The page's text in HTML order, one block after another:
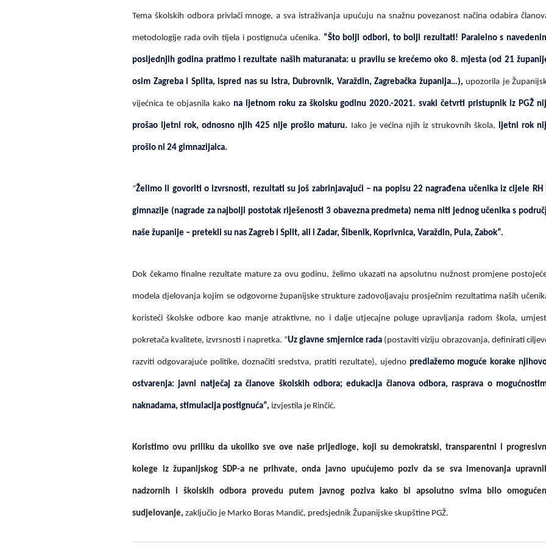
Tema školskih odbora privlači mnoge, a sva istraživanja upućuju na snažnu povezanost načina odabira
metodologije rada ovih tijela i postignuća učenika. ”Što bolji odbori, to bolji rezultati! Paralelno s
posljednjih godina pratimo i rezultate naših maturanata: u pravilu se krećemo oko 8. mjesta (od 21
osim Zagreba i Splita, ispred nas su Istra, Dubrovnik, Varaždin, Zagrebačka županija…), upozorila je
vijećnica te objasnila kakona ljetnom roku za školsku godinu 2020.-2021. svaki četvrti pristupnik iz PGŽ
prošao ljetni rok, odnosno njih 425 nije prošlo maturu. Iako je većina njih iz strukovnih škola, ljetni rok
prošlo ni 24 gimnazijalca.
”Želimo li govoriti o izvrsnosti, rezultati su još zabrinjavajući – na popisu 22 nagrađena učenika iz cijele RH
gimnazije (nagrade za najbolji postotak riješenosti 3 obavezna predmeta) nema niti jednog učenika s
naše županije – pretekli su nas Zagreb i Split, ali i Zadar, Šibenik, Koprivnica, Varaždin, Pula, Zabok”.
Dok čekamo finalne rezultate mature za ovu godinu, želimo ukazati na apsolutnu nužnost promjene
modela djelovanja kojim se odgovorne županijske strukture zadovoljavaju prosječnim rezultatima naših
koristeći školske odbore kao manje atraktivne, no i dalje utjecajne poluge upravljanja radom škola,
pokretača kvalitete, izvrsnosti i napretka. ”Uz glavne smjernice rada(postaviti viziju obrazovanja, definirati
razviti odgovarajuće politike, doznačiti sredstva, pratiti rezultate), ujedno predlažemo moguće korake
ostvarenja: javni natječaj za članove školskih odbora; edukacija članova odbora, rasprava o
naknadama, stimulacija postignuća”, izvjestila je Rinčić.
Koristimo ovu priliku da ukoliko sve ove naše prijedloge, koji su demokratski, transparentni i
kolege iz županijskog SDP-a ne prihvate, onda javno upućujemo poziv da se sva imenovanja
nadzornih i školskih odbora provedu putem javnog poziva kako bi apsolutno svima bilo
sudjelovanje, zaključio je Marko Boras Mandić, predsjednik Županijske skupštine PGŽ.